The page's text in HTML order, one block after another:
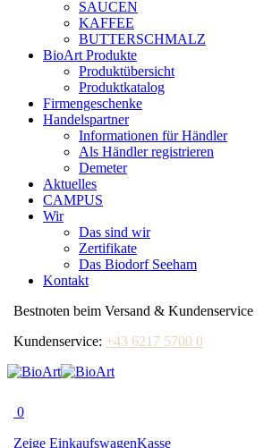
SAUCEN
KAFFEE
BUTTERSCHMALZ
BioArt Produkte
Produktübersicht
Produktkatalog
Firmengeschenke
Handelspartner
Informationen für Händler
Als Händler registrieren
Demeter
Aktuelles
CAMPUS
Wir
Das sind wir
Zertifikate
Das Biodorf Seeham
Kontakt
Bestnoten beim Versand & Kundenservice
Kundenservice: +43 6217 5700 0
0
Zeige EinkaufswagenKasse